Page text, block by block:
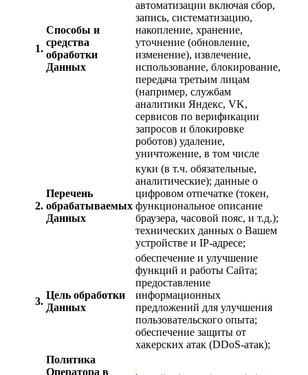
1.
Способы и
средства
обработки
Данных
автоматизации включая сбор,
запись, систематизацию,
накопление, хранение,
уточнение (обновление,
изменение), извлечение,
использование, блокирование,
передача третьим лицам
(например, службам
аналитики Яндекс, VK,
сервисов по верификации
запросов и блокировке
роботов) удаление,
уничтожение, в том числе
2.
Перечень
обрабатываемых
Данных
куки (в т.ч. обязательные,
аналитические); данные о
цифровом отпечатке (токен,
функциональное описание
браузера, часовой пояс, и т.д.);
технических данных о Вашем
устройстве и IP-адресе;
3.
Цель обработки
Данных
обеспечение и улучшение
функций и работы Сайта;
предоставление
информационных
предложений для улучшения
пользовательского опыта;
обеспечение защиты от
хакерских атак (DDoS-атак);
Политика
Оператора в